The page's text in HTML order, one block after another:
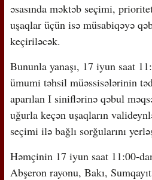
əsasında məktəb seçimi,
uşaqlar üçün isə müsabiqəyə
keçiriləcək.
Bununla yanaşı, 17 iyun saat
ümumi təhsil müəssisələrinin
aparılan I siniflərinə qəbul
uğurla keçən uşaqların
seçimi ilə bağlı sorğularını
Həmçinin 17 iyun saat 11:00-
Abşeron rayonu, Bakı,